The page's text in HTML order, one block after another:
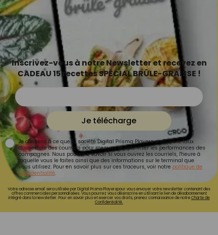
Inscrivez-vous à notre Newsletter et recevez en
CADEAU 15 recettes SPÉCIAL BRÛLE-GRAISSE !
Je télécharge
Je consens à ce que la société Digital Prisma Players analyse le taux
d'ouverture des courriels pour mesurer et optimiser les performances des
campagnes. Nous pourrons savoir si vous ouvrez les courriels, l'heure à
laquelle vous le faites ainsi que des informations sur le terminal que
vous utilisez. Pour en savoir plus sur ces traceurs, voir notre politique de
confidentialité.
Votre adresse email sera utilisée par Digital Prisma Playerspour vous envoyer votre newsletter contenant des
offres commerciales personnalisées. Vous pourrez vous désinscrire en utilisant le lien de désabonnement
intégré dans la newsletter. Pour en savoir plus et exercer vos droits, prenez connaissance de notreCharte de
Confidentialité.